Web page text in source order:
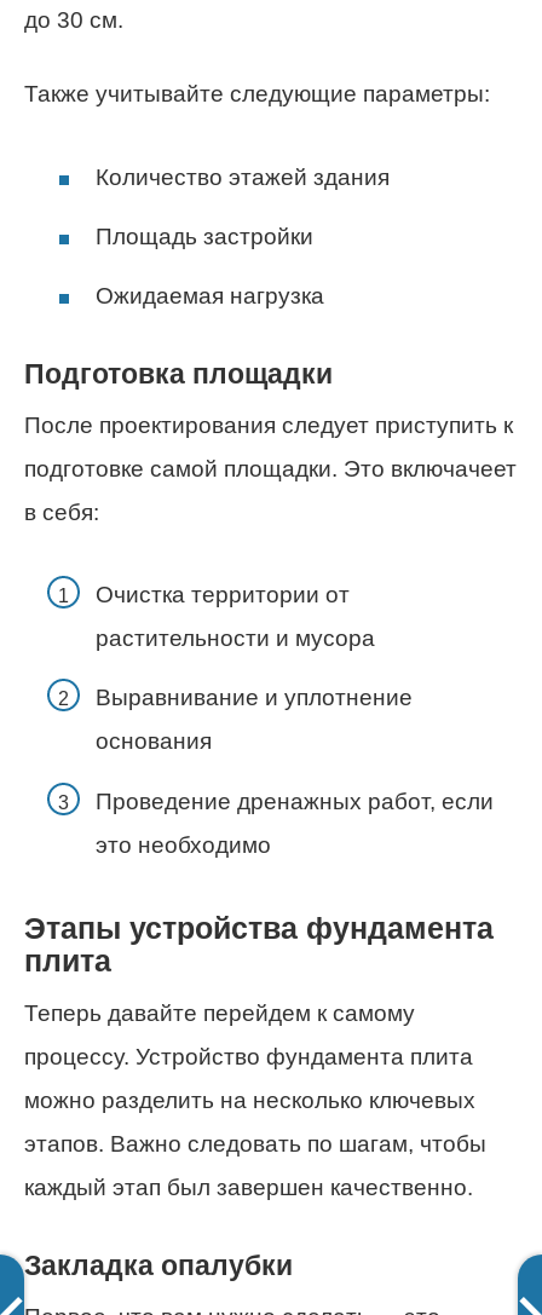
до 30 см.
Также учитывайте следующие параметры:
Количество этажей здания
Площадь застройки
Ожидаемая нагрузка
Подготовка площадки
После проектирования следует приступить к
подготовке самой площадки. Это включачеет
в себя:
Очистка территории от
растительности и мусора
Выравнивание и уплотнение
основания
Проведение дренажных работ, если
это необходимо
Этапы устройства фундамента
плита
Теперь давайте перейдем к самому
процессу. Устройство фундамента плита
можно разделить на несколько ключевых
этапов. Важно следовать по шагам, чтобы
каждый этап был завершен качественно.
Закладка опалубки